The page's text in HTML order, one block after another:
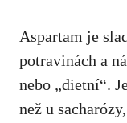
Aspartam je
potravinách ⁣a
nebo „dietní“.
než u